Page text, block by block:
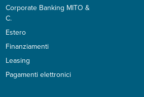
Corporate Banking MITO &
C.
Estero
Finanziamenti
Leasing
Pagamenti elettronici